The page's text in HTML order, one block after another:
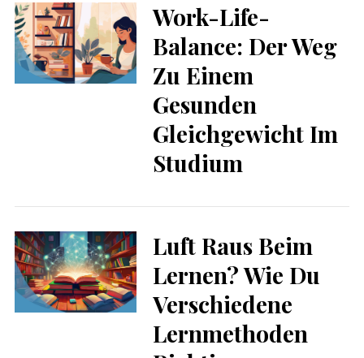
Work-Life-
Balance: Der Weg
Zu Einem
Gesunden
Gleichgewicht Im
Studium
Luft Raus Beim
Lernen? Wie Du
Verschiedene
Lernmethoden